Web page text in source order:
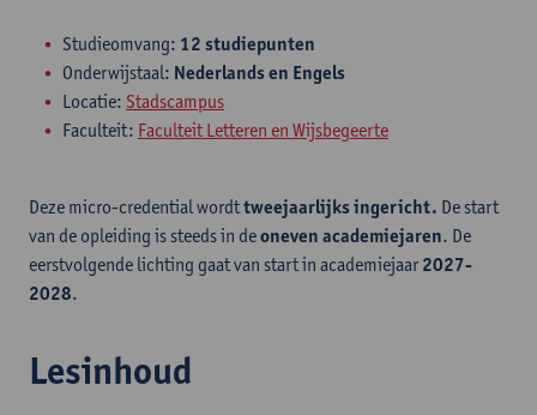
Studieomvang: 12 studiepunten
Onderwijstaal: Nederlands en Engels
Locatie: Stadscampus
Faculteit: Faculteit Letteren en Wijsbegeerte
Deze micro-credential wordttweejaarlijks ingericht. Destart
van de opleiding is steeds in deoneven academiejaren. De
eerstvolgende lichting gaat van start in academiejaar 2027-
2028.
Lesinhoud